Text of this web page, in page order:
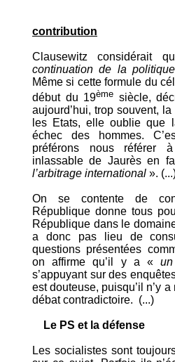
contribution
Clausewitz considérait
continuation de la
Même si cette formule du
début du 19ème siècle,
aujourd’hui, trop souvent,
les Etats, elle oublie que
échec des hommes.
préférons nous référer
inlassable de Jaurès en
l’arbitrage international ».
On se contente de
République donne tous
République dans le
a donc pas lieu de
questions présentées
on affirme qu’il y a «
s’appuyant sur des
est douteuse, puisqu’il n’y
débat contradictoire. (...)
Le PS et la défense
Les socialistes sont